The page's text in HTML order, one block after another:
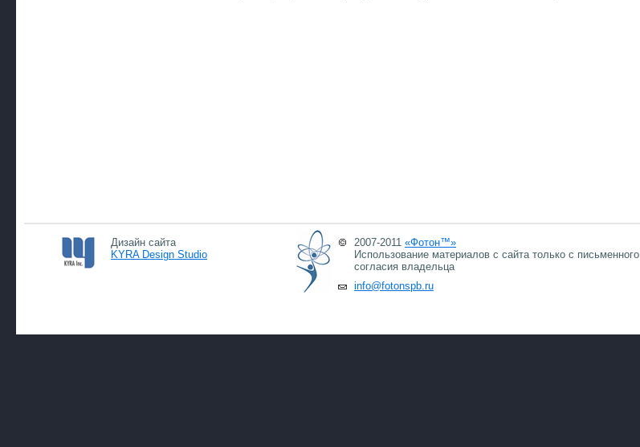
Дизайн сайта
KYRA Design Studio
2007-2011 «Фотон™»
Использование материалов с сайта только с письменного
согласия владельца
info@fotonspb.ru